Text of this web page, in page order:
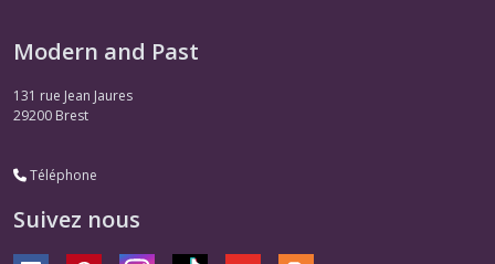
Modern and Past
131 rue Jean Jaures
29200 Brest
Téléphone
Suivez nous